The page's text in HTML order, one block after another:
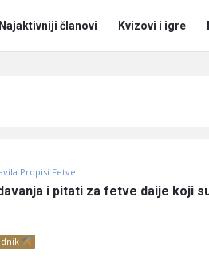
Najaktivniji članovi Kvizovi i igre
Propisi Fetve
i pitati za fetve daije koji